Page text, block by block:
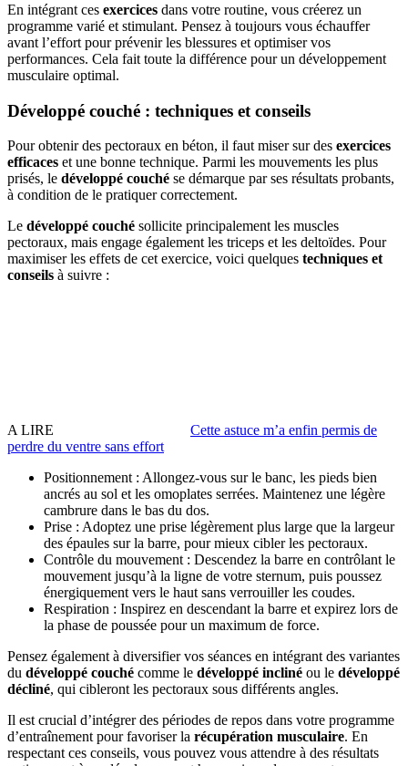
En intégrant ces exercices dans votre routine, vous créerez un
programme varié et stimulant. Pensez à toujours vous échauffer
avant l’effort pour prévenir les blessures et optimiser vos
performances. Cela fait toute la différence pour un développement
musculaire optimal.
Développé couché : techniques et conseils
Pour obtenir des pectoraux en béton, il faut miser sur des exercices
efficaces et une bonne technique. Parmi les mouvements les plus
prisés, le développé couché se démarque par ses résultats probants,
à condition de le pratiquer correctement.
Le développé couché sollicite principalement les muscles
pectoraux, mais engage également les triceps et les deltoïdes. Pour
maximiser les effets de cet exercice, voici quelques techniques et
conseils à suivre :
A LIRE
Cette astuce m’a enfin permis de
perdre du ventre sans effort
Positionnement : Allongez-vous sur le banc, les pieds bien
ancrés au sol et les omoplates serrées. Maintenez une légère
cambrure dans le bas du dos.
Prise : Adoptez une prise légèrement plus large que la largeur
des épaules sur la barre, pour mieux cibler les pectoraux.
Contrôle du mouvement : Descendez la barre en contrôlant le
mouvement jusqu’à la ligne de votre sternum, puis poussez
énergiquement vers le haut sans verrouiller les coudes.
Respiration : Inspirez en descendant la barre et expirez lors de
la phase de poussée pour un maximum de force.
Pensez également à diversifier vos séances en intégrant des variantes
du développé couché comme le développé incliné ou le développé
décliné, qui cibleront les pectoraux sous différents angles.
Il est crucial d’intégrer des périodes de repos dans votre programme
d’entraînement pour favoriser la récupération musculaire. En
respectant ces conseils, vous pouvez vous attendre à des résultats